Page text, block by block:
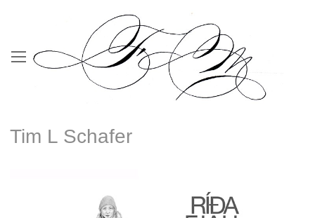
Tim L Schafer